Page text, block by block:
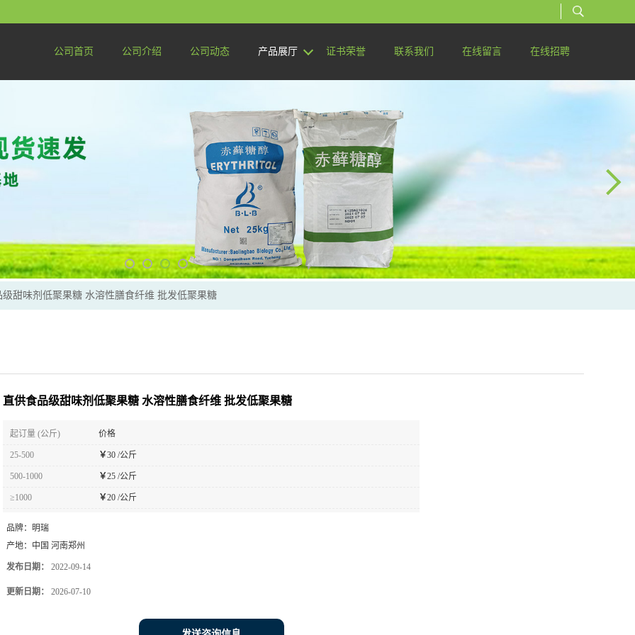
公司首页 公司介绍 公司动态 产品展厅 证书荣誉 联系我们 在线留言 在线招聘
级甜味剂低聚果糖 水溶性膳食纤维 批发低聚果糖
直供食品级甜味剂低聚果糖 水溶性膳食纤维 批发低聚果糖
起订量 (公斤) 价格
25-500 ￥30 /公斤
500-1000 ￥25 /公斤
≥1000 ￥20 /公斤
品牌： 明瑞
产地： 中国 河南郑州
发布日期： 2022-09-14
更新日期： 2026-07-10